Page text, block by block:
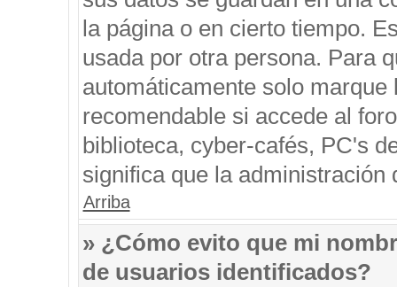
la página o en cierto tiempo.
usada por otra persona. Para
automáticamente solo
recomendable si accede al
biblioteca, cyber-cafés, PC's
significa que la administración
Arriba
» ¿Cómo evito que mi
de usuarios identificados?